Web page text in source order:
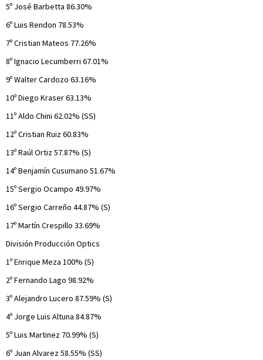
5º José Barbetta 86.30%
6º Luis Rendon 78.53%
7º Cristian Mateos 77.26%
8º Ignacio Lecumberri 67.01%
9º Walter Cardozo 63.16%
10º Diego Kraser 63.13%
11º Aldo Chini 62.02% (SS)
12º Cristian Ruiz 60.83%
13º Raúl Ortiz 57.87% (S)
14º Benjamín Cusumano 51.67%
15º Sergio Ocampo 49.97%
16º Sergio Carreño 44.87% (S)
17º Martín Crespillo 33.69%
División Producción Optics
1º Enrique Meza 100% (S)
2º Fernando Lago 98.92%
3º Alejandro Lucero 87.59% (S)
4º Jorge Luis Altuna 84.87%
5º Luis Martinez 70.99% (S)
6º Juan Alvarez 58.55% (SS)